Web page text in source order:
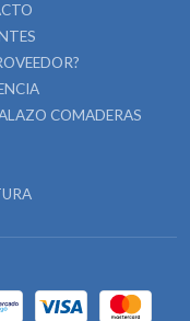
COMADERAS